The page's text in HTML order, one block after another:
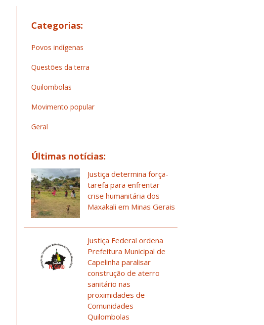
Categorias:
Povos indígenas
Questões da terra
Quilombolas
Movimento popular
Geral
Últimas notícias:
Justiça determina força-
tarefa para enfrentar
crise humanitária dos
Maxakali em Minas Gerais
Justiça Federal ordena
Prefeitura Municipal de
Capelinha paralisar
construção de aterro
sanitário nas
proximidades de
Comunidades
Quilombolas